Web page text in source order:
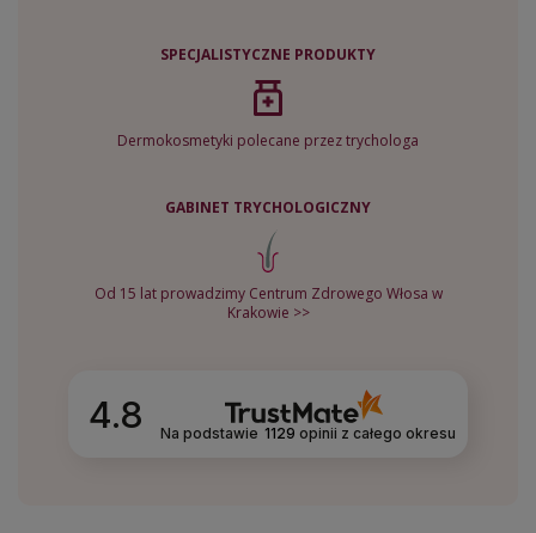
SPECJALISTYCZNE PRODUKTY
Dermokosmetyki polecane przez trychologa
GABINET TRYCHOLOGICZNY
Od 15 lat prowadzimy Centrum Zdrowego Włosa w
Krakowie >>
4.8 Na podstawie 1129 opinii z całego okresu